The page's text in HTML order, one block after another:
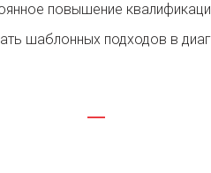
повышение
шаблонных подходов в